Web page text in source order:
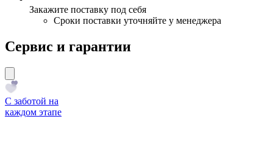
Закажите поставку под себя
Сроки поставки уточняйте у менеджера
Сервис и гарантии
С заботой на
каждом этапе